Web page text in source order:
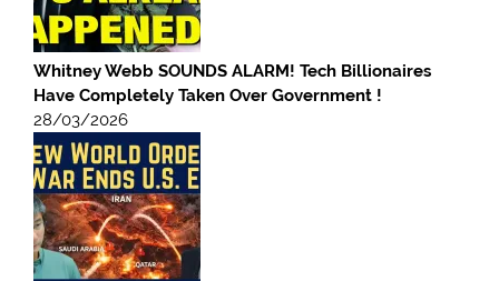
Whitney Webb SOUNDS ALARM! Tech Billionaires
Have Completely Taken Over Government !
28/03/2026